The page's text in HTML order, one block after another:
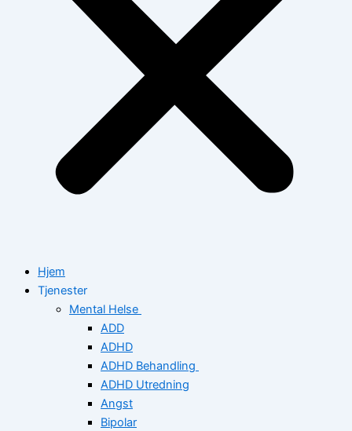
Hjem
Tjenester
Mental Helse
ADD
ADHD
ADHD Behandling
ADHD Utredning
Angst
Bipolar